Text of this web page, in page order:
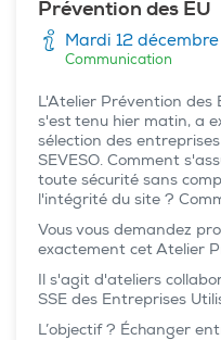
Prévention des EU
Mardi 12
Communication
L'Atelier Prévention des
s'est tenu hier matin, a
sélection des
SEVESO. Comment
toute sécurité sans
l'intégrité du site ?
Vous vous demandez
exactement cet Atelier
Il s'agit d'ateliers
SSE des Entreprises
L’objectif ? Échanger